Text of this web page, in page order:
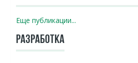
Еще публикации...
РАЗРАБОТКА